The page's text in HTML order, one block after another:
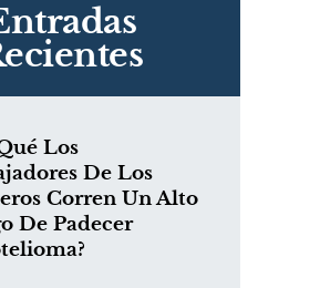
Los
De Los
Corren Un Alto
De Padecer